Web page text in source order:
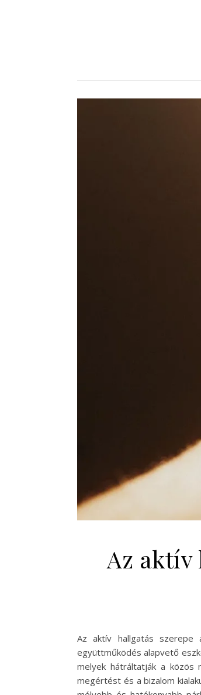
Az aktív
Az aktív hallgatás szerepe
együttműködés alapvető
melyek hátráltatják a közös
megértést és a bizalom